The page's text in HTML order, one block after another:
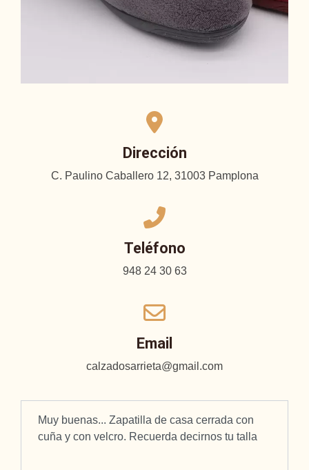
Dirección
C. Paulino Caballero 12, 31003 Pamplona
Teléfono
948 24 30 63
Email
calzadosarrieta@gmail.com